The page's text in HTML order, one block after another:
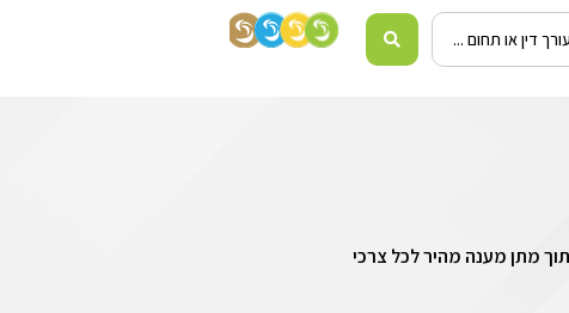
תוך מתן מענה מהיר לכל צרכי